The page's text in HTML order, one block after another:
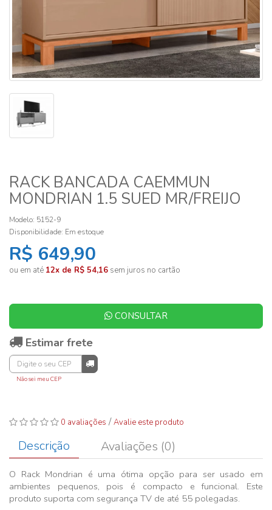
RACK BANCADA CAEMMUN
MONDRIAN 1.5 SUED MR/FREIJO
Modelo: 5152-9
Disponibilidade: Em estoque
R$ 649,90
ou em até 12x de R$ 54,16 sem juros no cartão
CONSULTAR
Estimar frete
Não sei meu CEP
0 avaliações /Avalie este produto
Descrição Avaliações (0)
O Rack Mondrian é uma ótima opção para ser usado em
ambientes pequenos, pois é compacto e funcional. Este
produto suporta com segurança TV de até 55 polegadas.